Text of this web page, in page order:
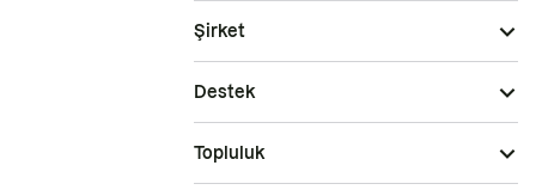
Şirket
Destek
Topluluk